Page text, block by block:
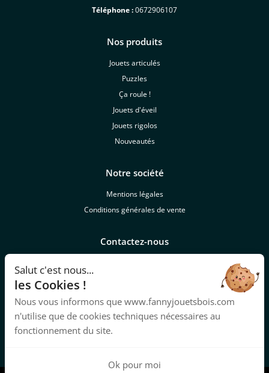
Salut c'est nous...
les Cookies !
Nous vous informons que www.fannyjouetsbois.com
n'utilise que de cookies techniques nécessaires au
fonctionnement du site.
Ok pour moi
Téléphone :0672906107
Nos produits
Jouets articulés
Puzzles
Ça roule !
Jouets d'éveil
Jouets rigolos
Nouveautés
Notre société
Mentions légales
Conditions générales de vente
Contactez-nous
Notre FAQ
https://www.descampagnesvivantes.fr/